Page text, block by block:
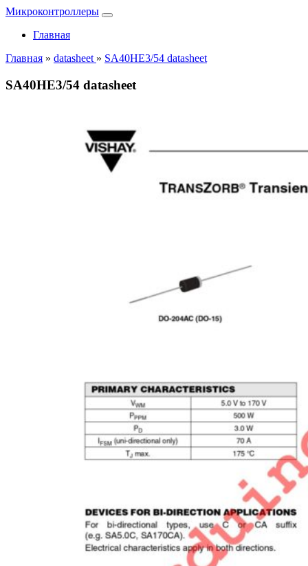
Микроконтроллеры
Главная
Главная » datasheet » SA40HE3/54 datasheet
SA40HE3/54 datasheet